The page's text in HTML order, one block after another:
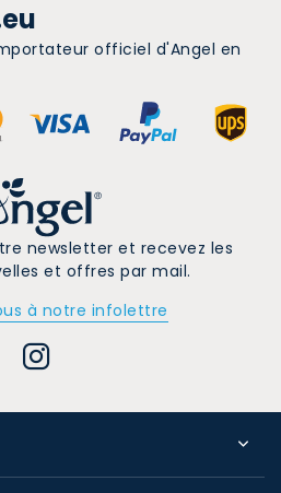
officiel d'Angel en
newsletter et recevez les
et offres par mail.
à notre infolettre